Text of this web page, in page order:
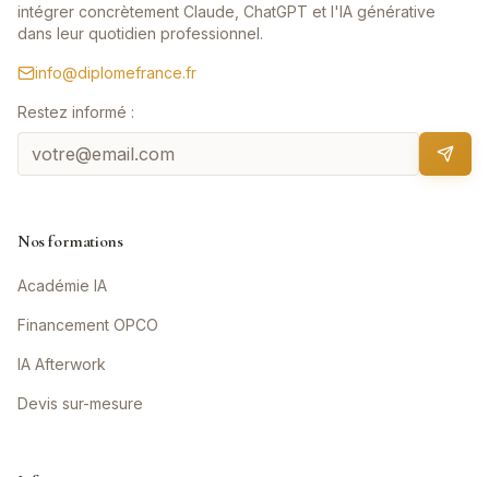
intégrer concrètement Claude, ChatGPT et l'IA générative
dans leur quotidien professionnel.
info@diplomefrance.fr
Restez informé :
Nos formations
Académie IA
Financement OPCO
IA Afterwork
Devis sur-mesure